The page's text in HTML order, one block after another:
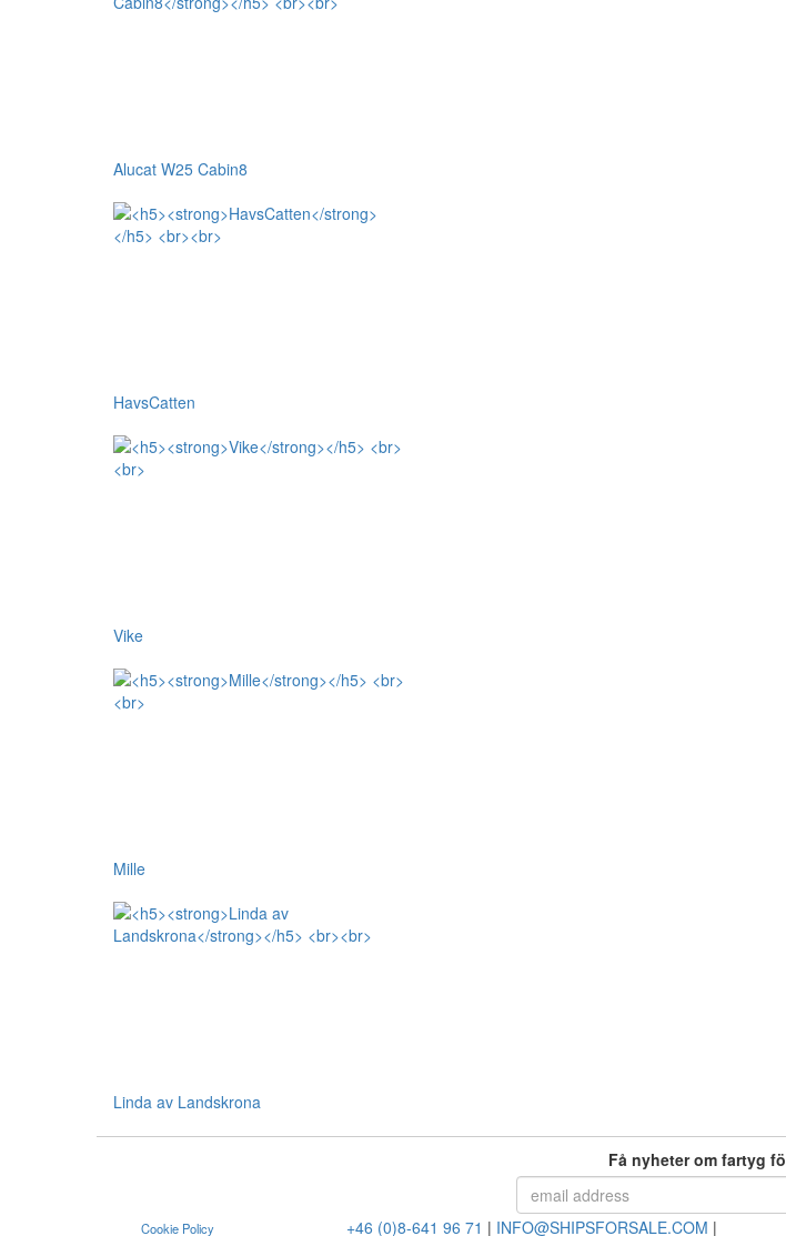
Alucat W25 Cabin8
HavsCatten
Vike
Mille
Linda av Landskrona
Få nyheter om fartyg
Cookie Policy +46 (0)8-641 96 71 | INFO@SHIPSFORSALE.COM |